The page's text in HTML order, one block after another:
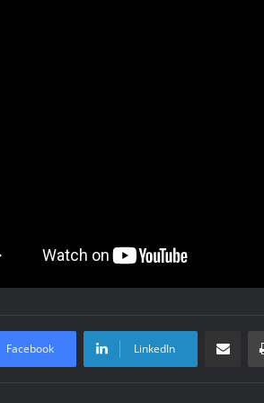
Facebook LinkedIn